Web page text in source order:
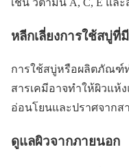
เช่น วิตามิน A, C, E แล
หลีกเลี่ยงการใช้สบู่ที่
การใช้สบู่หรือผลิตภัณฑ์
สารเคมีอาจทำให้ผิวแห้
อ่อนโยนและปราศจากส
ดูแลผิวจากภายนอก